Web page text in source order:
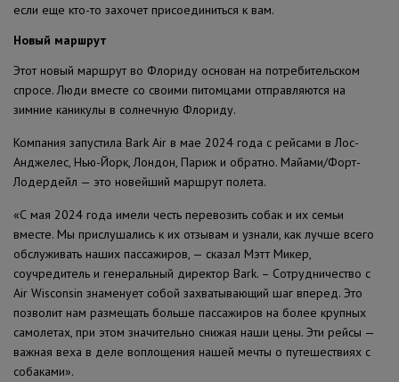
если еще кто-то захочет присоединиться к вам.
Новый маршрут
Этот новый маршрут во Флориду основан на потребительском
спросе. Люди вместе со своими питомцами отправляются на
зимние каникулы в солнечную Флориду.
Компания запустила Bark Air в мае 2024 года с рейсами в Лос-
Анджелес, Нью-Йорк, Лондон, Париж и обратно. Майами/Форт-
Лодердейл — это новейший маршрут полета.
«С мая 2024 года имели честь перевозить собак и их семьи
вместе. Мы прислушались к их отзывам и узнали, как лучше всего
обслуживать наших пассажиров, — сказал Мэтт Микер,
соучредитель и генеральный директор Bark. – Сотрудничество с
Air Wisconsin знаменует собой захватывающий шаг вперед. Это
позволит нам размещать больше пассажиров на более крупных
самолетах, при этом значительно снижая наши цены. Эти рейсы —
важная веха в деле воплощения нашей мечты о путешествиях с
собаками».